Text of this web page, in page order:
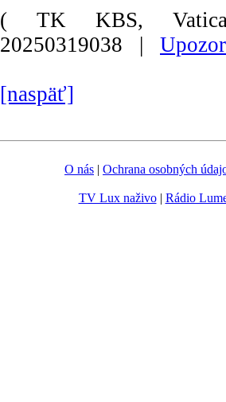
( TK KBS,
20250319038 |
[naspäť]
O nás | Ochrana osobných
TV Lux naživo| Rádio